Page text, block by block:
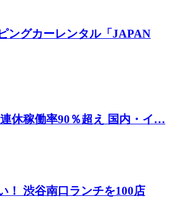
ングカーレンタル「JAPAN
休稼働率90％超え 国内・イ…
！ 渋谷南口ランチを100店